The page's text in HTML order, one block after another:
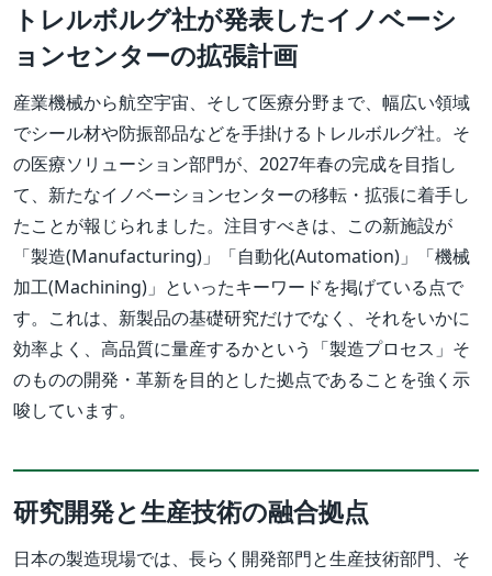
トレルボルグ社が発表したイノベーシ
ョンセンターの拡張計画
産業機械から航空宇宙、そして医療分野まで、幅広い領域
でシール材や防振部品などを手掛けるトレルボルグ社。そ
の医療ソリューション部門が、2027年春の完成を目指し
て、新たなイノベーションセンターの移転・拡張に着手し
たことが報じられました。注目すべきは、この新施設が
「製造(Manufacturing)」「自動化(Automation)」「機械
加工(Machining)」といったキーワードを掲げている点で
す。これは、新製品の基礎研究だけでなく、それをいかに
効率よく、高品質に量産するかという「製造プロセス」そ
のものの開発・革新を目的とした拠点であることを強く示
唆しています。
研究開発と生産技術の融合拠点
日本の製造現場では、長らく開発部門と生産技術部門、そ